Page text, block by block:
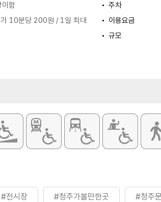
함 주차
10분당 200원 / 1일 최대
이용요금
규모
#전시장 #청주가볼만한곳 #청주